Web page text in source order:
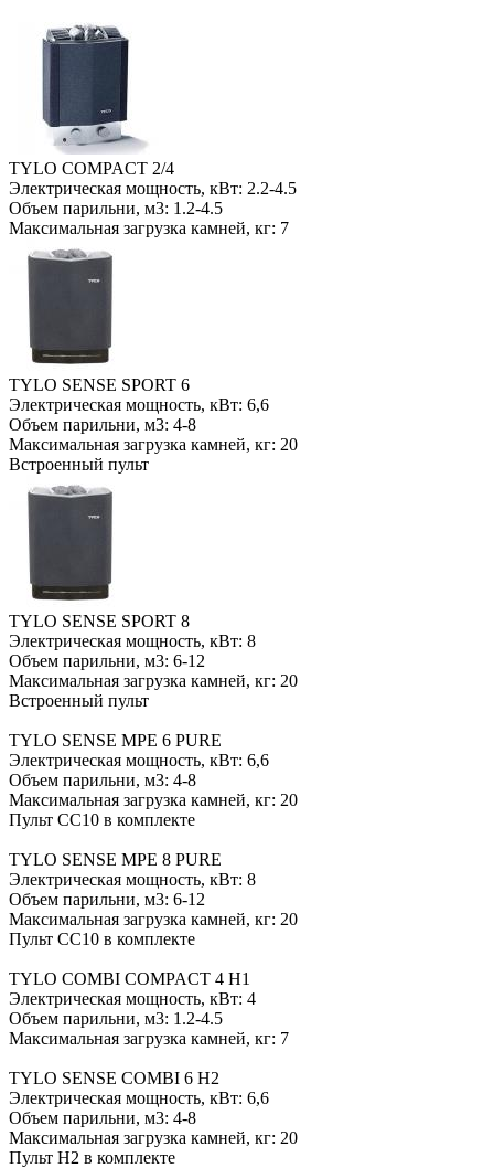
TYLO COMPACT 2/4
Электрическая мощность, кВт: 2.2-4.5
Объем парильни, м3: 1.2-4.5
Максимальная загрузка камней, кг: 7
TYLO SENSE SPORT 6
Электрическая мощность, кВт: 6,6
Объем парильни, м3: 4-8
Максимальная загрузка камней, кг: 20
Встроенный пульт
TYLO SENSE SPORT 8
Электрическая мощность, кВт: 8
Объем парильни, м3: 6-12
Максимальная загрузка камней, кг: 20
Встроенный пульт
TYLO SENSE MPE 6 PURE
Электрическая мощность, кВт: 6,6
Объем парильни, м3: 4-8
Максимальная загрузка камней, кг: 20
Пульт CC10 в комплекте
TYLO SENSE MPE 8 PURE
Электрическая мощность, кВт: 8
Объем парильни, м3: 6-12
Максимальная загрузка камней, кг: 20
Пульт CC10 в комплекте
TYLO COMBI COMPACT 4 H1
Электрическая мощность, кВт: 4
Объем парильни, м3: 1.2-4.5
Максимальная загрузка камней, кг: 7
TYLO SENSE COMBI 6 H2
Электрическая мощность, кВт: 6,6
Объем парильни, м3: 4-8
Максимальная загрузка камней, кг: 20
Пульт H2 в комплекте